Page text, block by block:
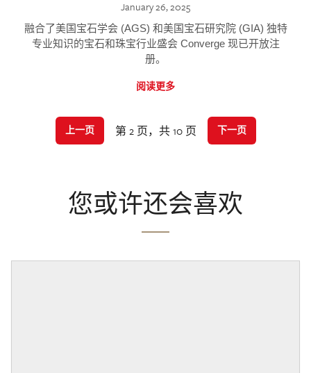
January 26, 2025
融合了美国宝石学会 (AGS) 和美国宝石研究院 (GIA) 独特
专业知识的宝石和珠宝行业盛会 Converge 现已开放注
册。
阅读更多
上一页 第 2 页，共 10 页 下一页
您或许还会喜欢